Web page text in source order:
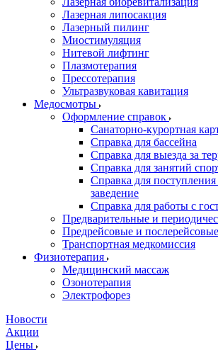
Лазерная липосакция
Лазерный пилинг
Миостимуляция
Нитевой лифтинг
Плазмотерапия
Прессотерапия
Ультразвуковая кавитация
Медосмотры
Оформление справок
Санаторно-курортная
Справка для бассейна
Справка для выезда за
Справка для занятий
Справка для
заведение
Справка для работы с
Предварительные и
Предрейсовые и
Транспортная медкомиссия
Физиотерапия
Медицинский массаж
Озонотерапия
Электрофорез
Новости
Акции
Цены